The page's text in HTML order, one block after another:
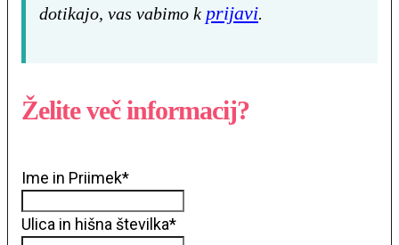
dotikajo, vas vabimo k prijavi.
Želite več informacij?
Ime in Priimek*
Ulica in hišna številka*